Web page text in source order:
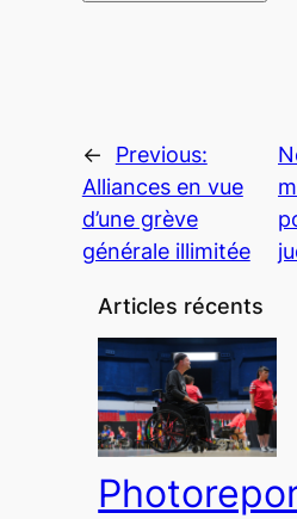
←
Previous:
Alliances en vue
d’une grève
générale illimitée
Articles récents